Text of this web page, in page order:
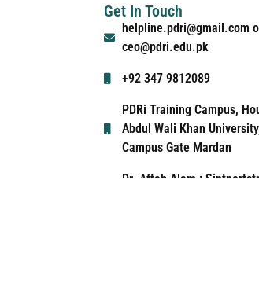
Get In Touch
helpline.pdri@gmail.com
ceo@pdri.edu.pk
+92 347 9812089
PDRi Training Campus,
Abdul Wali Khan
Campus Gate Mardan
Dr. Aftab Alam,: